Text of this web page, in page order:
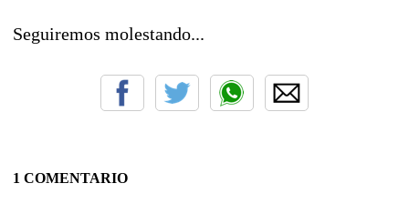
Seguiremos molestando...
1 COMENTARIO